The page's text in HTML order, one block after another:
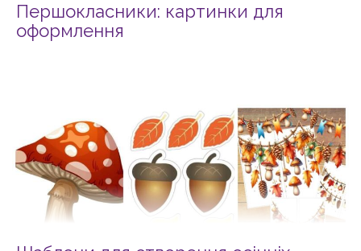
Першокласники: картинки для
оформлення